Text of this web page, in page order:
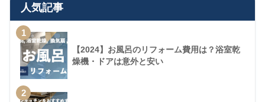
人気記事
1
【2024】お風呂のリフォーム費用は？浴室乾
燥機・ドアは意外と安い
2